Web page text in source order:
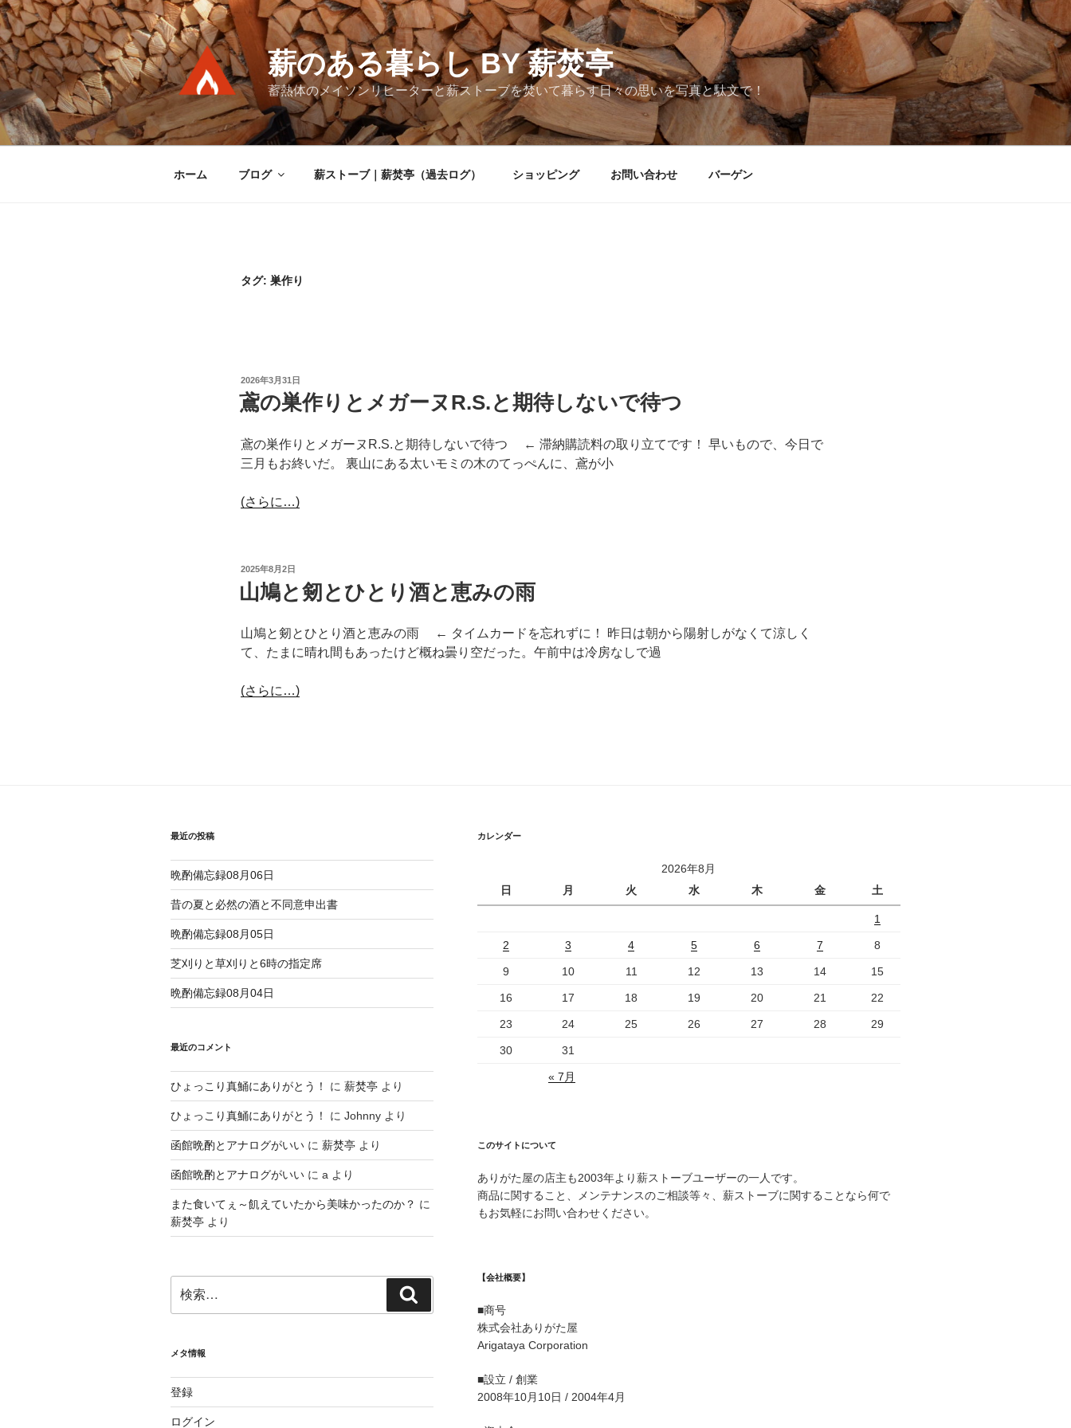
コ
ン
テ
ン
ツ
へ
ス
キ
薪のある暮らし BY 薪焚亭
蓄熱体のメイソンリヒーターと薪ストーブを焚いて暮らす日々の思いを写真と駄文で！
ホーム ブログ 薪ストーブ｜薪焚亭（過去ログ） ショッピング お問い合わせ バーゲン
タグ: 巣作り
投
稿
日:
2026年3月31日
鳶の巣作りとメガーヌR.S.と期待しないで待つ
鳶の巣作りとメガーヌR.S.と期待しないで待つ ← 滞納購読料の取り立てです！ 早いもので、今日で
三月もお終いだ。 裏山にある太いモミの木のてっぺんに、鳶が小
(さらに…)
投
稿
2025年8月2日
山鳩と剱とひとり酒と恵みの雨
山鳩と剱とひとり酒と恵みの雨 ← タイムカードを忘れずに！ 昨日は朝から陽射しがなくて涼しく
て、たまに晴れ間もあったけど概ね曇り空だった。午前中は冷房なしで過
(さらに…)
最近の投稿
晩酌備忘録08月06日
昔の夏と必然の酒と不同意申出書
晩酌備忘録08月05日
芝刈りと草刈りと6時の指定席
晩酌備忘録08月04日
最近のコメント
ひょっこり真鯒にありがとう！ に 薪焚亭 より
ひょっこり真鯒にありがとう！ に Johnny より
函館晩酌とアナログがいい に 薪焚亭 より
函館晩酌とアナログがいい に a より
また食いてぇ～飢えていたから美味かったのか？ に
薪焚亭 より
索:
索
メタ情報
登録
ログイン
カレンダー
2026年8月
日
月 火 水 木 金 土
1
2 3 4 5 6 7 8
9 10 11 12 13 14 15
16 17 18 19 20 21 22
23 24 25 26 27 28 29
30 31
« 7月
このサイトについて
ありがた屋の店主も2003年より薪ストーブユーザーの一人です。
商品に関すること、メンテナンスのご相談等々、薪ストーブに関することなら何で
もお気軽にお問い合わせください。
【会社概要】
■商号
株式会社ありがた屋
Arigataya Corporation
■設立 / 創業
2008年10月10日 / 2004年4月